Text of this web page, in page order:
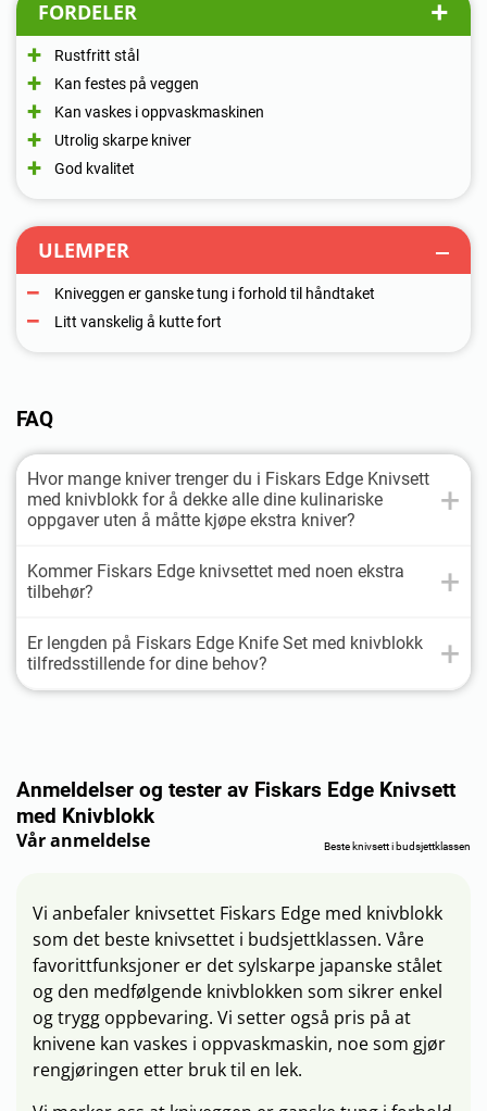
FORDELER
Rustfritt stål
Kan festes på veggen
Kan vaskes i oppvaskmaskinen
Utrolig skarpe kniver
God kvalitet
ULEMPER
Kniveggen er ganske tung i forhold til håndtaket
Litt vanskelig å kutte fort
FAQ
Hvor mange kniver trenger du i Fiskars Edge Knivsett
med knivblokk for å dekke alle dine kulinariske
oppgaver uten å måtte kjøpe ekstra kniver?
Kommer Fiskars Edge knivsettet med noen ekstra
tilbehør?
Er lengden på Fiskars Edge Knife Set med knivblokk
tilfredsstillende for dine behov?
Anmeldelser og tester av Fiskars Edge Knivsett
med Knivblokk
Vår anmeldelse Beste knivsett i budsjettklassen
Vi anbefaler knivsettet Fiskars Edge med knivblokk
som det beste knivsettet i budsjettklassen. Våre
favorittfunksjoner er det sylskarpe japanske stålet
og den medfølgende knivblokken som sikrer enkel
og trygg oppbevaring. Vi setter også pris på at
knivene kan vaskes i oppvaskmaskin, noe som gjør
rengjøringen etter bruk til en lek.